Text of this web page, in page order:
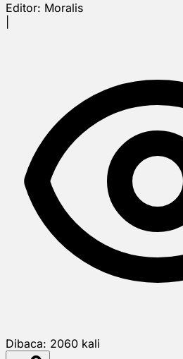
Editor: Moralis
Dibaca: 2060 kali